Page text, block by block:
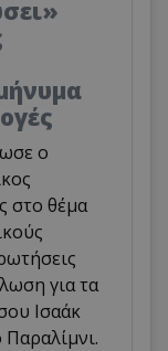
ο
στο θέμα
για τα
Ισαάκ